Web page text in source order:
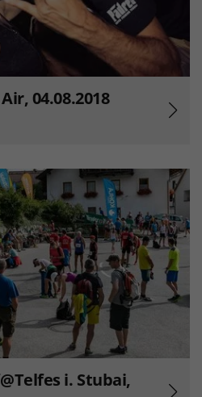
04.08.2018
i. Stubai,